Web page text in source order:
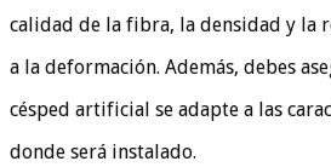
calidad de la fibra, la densidad y la
a la deformación. Además, debes
césped artificial se adapte a las
donde será instalado.